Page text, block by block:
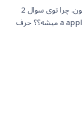
با سلام و تشکر بابت سایت فوق العاده خوبتون. چرا توی سوال 2
آزمون درس های 5 تا 8. جواب سوال گزینه a apple میشه؟؟ حرف